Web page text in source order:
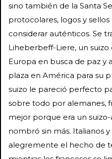
sino también de la Santa
protocolares, logos y
considerar auténticos. Se
Liheberbeff-Liere, un
Europa en busca de paz y
plaza en América para su
suizo le pareció perfecto
sobre todo por alemanes,
mejor porque era un
nombró sin más. Italianos
alegremente el hecho de